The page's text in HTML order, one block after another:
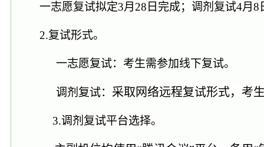
一志愿复试拟定3月28日 完成；调剂复试4月8
2.复试形式。
一志愿复试：考生需参加线下复试。
调剂复试： 采取网络远程复试形式， 考
3.调剂复试平台选择。